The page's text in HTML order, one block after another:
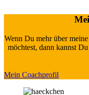
Wenn Du mehr über
möchtest, dann kannst
Mein Coachprofil